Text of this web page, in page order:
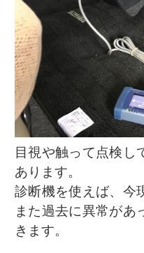
目視や触って点検し
あります。
診断機を使えば、今
また過去に異常があ
きます。